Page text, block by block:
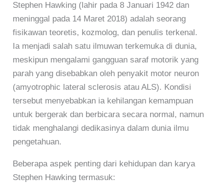
Stephen Hawking (lahir pada 8 Januari 1942 dan
meninggal pada 14 Maret 2018) adalah seorang
fisikawan teoretis, kozmolog, dan penulis terkenal.
Ia menjadi salah satu ilmuwan terkemuka di dunia,
meskipun mengalami gangguan saraf motorik yang
parah yang disebabkan oleh penyakit motor neuron
(amyotrophic lateral sclerosis atau ALS). Kondisi
tersebut menyebabkan ia kehilangan kemampuan
untuk bergerak dan berbicara secara normal, namun
tidak menghalangi dedikasinya dalam dunia ilmu
pengetahuan.
Beberapa aspek penting dari kehidupan dan karya
Stephen Hawking termasuk: